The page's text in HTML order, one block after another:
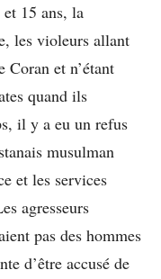
15 ans, la
les violeurs allant
et n’étant
quand ils
il y a eu un refus
musulman
et les services
agresseurs
pas des hommes
d’être accusé de